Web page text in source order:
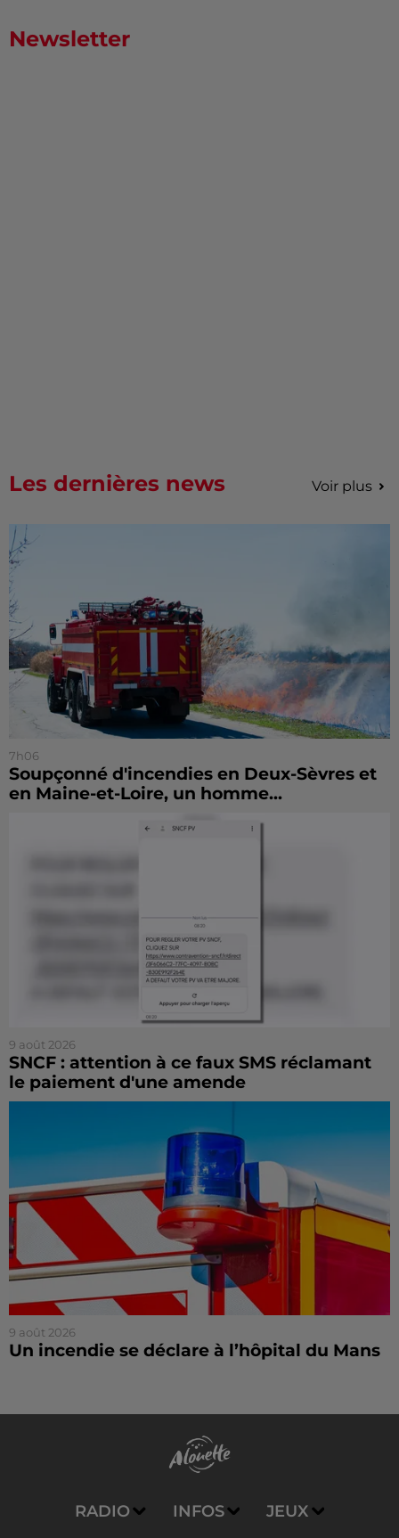
Newsletter
Les dernières news Voir plus
7h06
Soupçonné d'incendies en Deux-Sèvres et
en Maine-et-Loire, un homme...
9 août 2026
SNCF : attention à ce faux SMS réclamant
le paiement d'une amende
9 août 2026
Un incendie se déclare à l’hôpital du Mans
RADIO INFOS JEUX